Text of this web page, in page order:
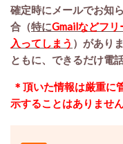
確定時にメールでお知
合（特にGmailなどフ
入ってしまう ）があり
ともに、できるだけ電
＊頂いた情報は厳重に
示することはありません